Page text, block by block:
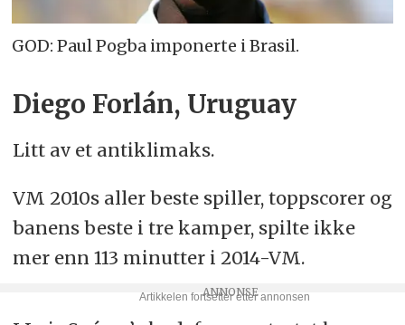
GOD: Paul Pogba imponerte i Brasil.
Diego Forlán, Uruguay
Litt av et antiklimaks.
VM 2010s aller beste spiller, toppscorer og
banens beste i tre kamper, spilte ikke
mer enn 113 minutter i 2014-VM.